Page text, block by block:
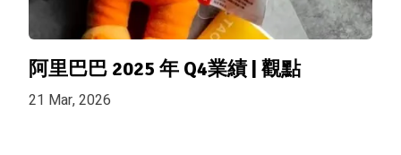
阿里巴巴 2025 年 Q4業績 | 觀點
21 Mar, 2026